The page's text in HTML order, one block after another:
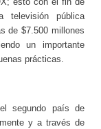
televisión pública
de $7.500 millones
un importante
prácticas.
segundo país de
y a través de